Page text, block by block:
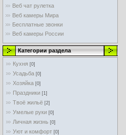
Веб чат рулетка
Веб камеры Мира
Бесплатные звонки
Веб камеры России
Категории раздела
Кухня [0]
Усадьба [0]
Хозяйка [0]
Праздники [1]
Твоё жильё [2]
Умелые руки [0]
Личная жизнь [0]
Уют и комфорт [0]